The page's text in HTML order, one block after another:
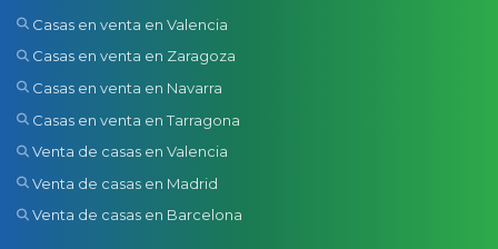
Casas en venta en Valencia
Casas en venta en Zaragoza
Casas en venta en Navarra
Casas en venta en Tarragona
Venta de casas en Valencia
Venta de casas en Madrid
Venta de casas en Barcelona